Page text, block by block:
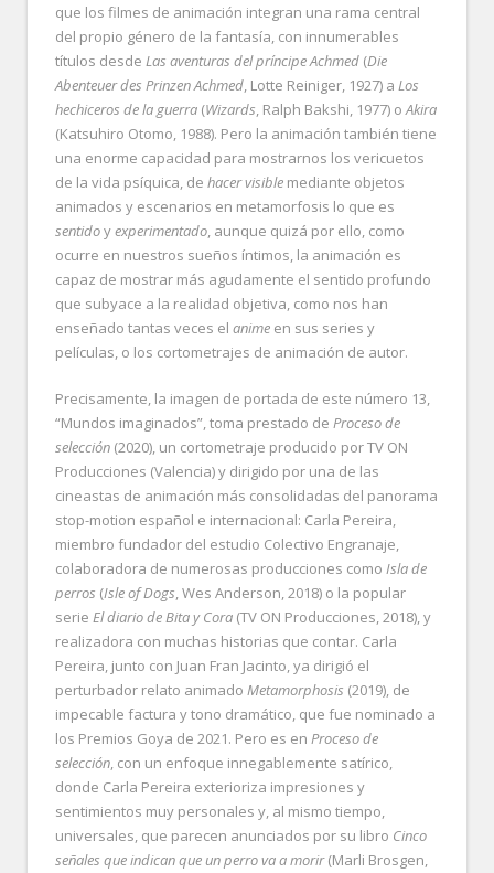
que los filmes de animación integran una rama central
del propio género de la fantasía, con innumerables
títulos desde Las aventuras del príncipe Achmed (Die
Abenteuer des Prinzen Achmed, Lotte Reiniger, 1927) a Los
hechiceros de la guerra (Wizards, Ralph Bakshi, 1977) oAkira
(Katsuhiro Otomo, 1988). Pero la animación también tiene
una enorme capacidad para mostrarnos los vericuetos
de la vida psíquica, de hacer visible mediante objetos
animados y escenarios en metamorfosis lo que es
sentidoyexperimentado, aunque quizá por ello, como
ocurre en nuestros sueños íntimos, la animación es
capaz de mostrar más agudamente el sentido profundo
que subyace a la realidad objetiva, como nos han
enseñado tantas veces el anime en sus series y
películas, o los cortometrajes de animación de autor.
Precisamente, la imagen de portada de este número 13,
“Mundos imaginados”, toma prestado de Proceso de
selección (2020), un cortometraje producido por TV ON
Producciones (Valencia) y dirigido por una de las
cineastas de animación más consolidadas del panorama
stop-motion español e internacional: Carla Pereira,
miembro fundador del estudio Colectivo Engranaje,
colaboradora de numerosas producciones como Isla de
perros (Isle of Dogs, Wes Anderson, 2018) o la popular
serie El diario de Bita y Cora (TV ON Producciones, 2018), y
realizadora con muchas historias que contar. Carla
Pereira, junto con Juan Fran Jacinto, ya dirigió el
perturbador relato animado Metamorphosis (2019), de
impecable factura y tono dramático, que fue nominado a
los Premios Goya de 2021. Pero es en Proceso de
selección, con un enfoque innegablemente satírico,
donde Carla Pereira exterioriza impresiones y
sentimientos muy personales y, al mismo tiempo,
universales, que parecen anunciados por su libro Cinco
señales que indican que un perro va a morir(Marli Brosgen,